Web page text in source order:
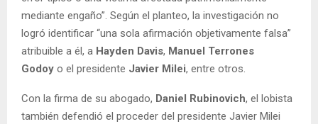
mediante engaño”. Según el planteo, la investigación no
logró identificar “una sola afirmación objetivamente falsa”
atribuible a él, a Hayden Davis, Manuel Terrones
Godoy o el presidente Javier Milei, entre otros.
Con la firma de su abogado, Daniel Rubinovich, el lobista
también defendió el proceder del presidente Javier Milei